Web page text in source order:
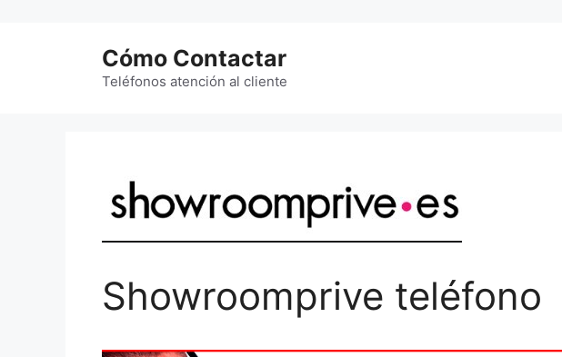
Cómo Contactar
Teléfonos atención al cliente
Showroomprive teléfono